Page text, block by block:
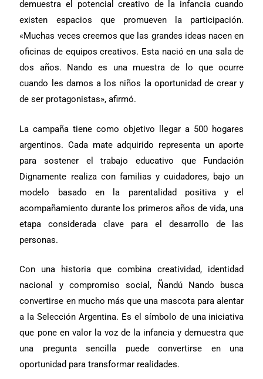
demuestra el potencial creativo de la infancia cuando
existen espacios que promueven la participación.
«Muchas veces creemos que las grandes ideas nacen en
oficinas de equipos creativos. Esta nació en una sala de
dos años. Nando es una muestra de lo que ocurre
cuando les damos a los niños la oportunidad de crear y
de ser protagonistas», afirmó.
La campaña tiene como objetivo llegar a 500 hogares
argentinos. Cada mate adquirido representa un aporte
para sostener el trabajo educativo que Fundación
Dignamente realiza con familias y cuidadores, bajo un
modelo basado en la parentalidad positiva y el
acompañamiento durante los primeros años de vida, una
etapa considerada clave para el desarrollo de las
personas.
Con una historia que combina creatividad, identidad
nacional y compromiso social, Ñandú Nando busca
convertirse en mucho más que una mascota para alentar
a la Selección Argentina. Es el símbolo de una iniciativa
que pone en valor la voz de la infancia y demuestra que
una pregunta sencilla puede convertirse en una
oportunidad para transformar realidades.